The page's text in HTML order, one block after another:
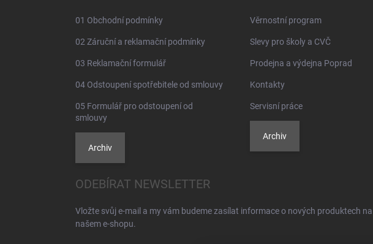
01 Obchodní podmínky
02 Záruční a reklamační podmínky
03 Reklamační formulář
04 Odstoupení spotřebitele od smlouvy
05 Formulář pro odstoupení od
smlouvy
Archiv
Věrnostní program
Slevy pro školy a CVČ
Prodejna a výdejna Poprad
Kontakty
Servisní práce
Archiv
ODEBÍRAT NEWSLETTER
Vložte svůj e-mail a my vám budeme zasílat informace o nových produktech na
našem e-shopu.